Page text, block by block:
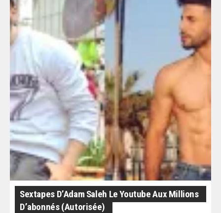
Sextapes D’Adam Saleh Le Youtube Aux Millions
D’abonnés (autorisée)